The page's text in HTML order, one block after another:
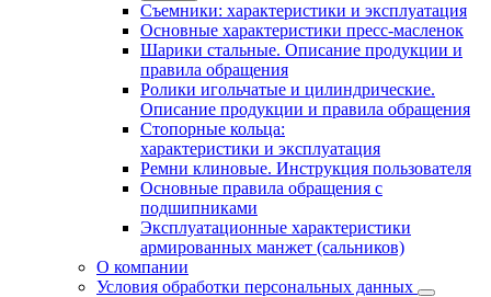
Съемники: характеристики и эксплуатация
Основные характеристики пресс‑масленок
Шарики стальные. Описание продукции и
правила обращения
Ролики игольчатые и цилиндрические.
Описание продукции и правила обращения
Стопорные кольца:
характеристики и эксплуатация
Ремни клиновые. Инструкция пользователя
Основные правила обращения с
подшипниками
Эксплуатационные характеристики
армированных манжет (сальников)
О компании
Условия обработки персональных данных